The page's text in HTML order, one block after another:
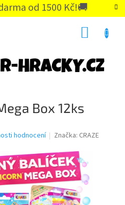
od 1500 Kč!🚚
Box 12ks
hodnocení Značka: CRAZE